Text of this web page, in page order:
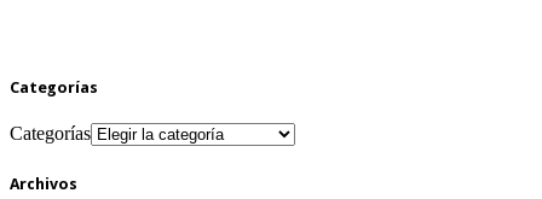
Categorías
Categorías
Archivos